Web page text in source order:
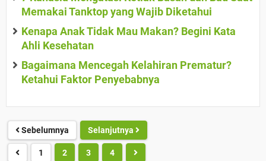
Memakai Tanktop yang Wajib Diketahui
Kenapa Anak Tidak Mau Makan? Begini Kata
Ahli Kesehatan
Bagaimana Mencegah Kelahiran Prematur?
Ketahui Faktor Penyebabnya
Sebelumnya Selanjutnya
1 2 3 4